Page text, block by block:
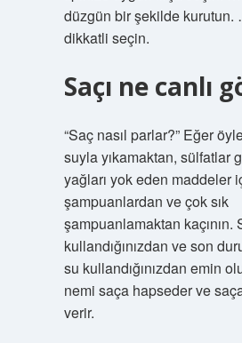
düzgün bir şekilde kurutun.
dikkatli seçin.
Saçı ne canlı
“Saç nasıl parlar?” Eğer
suyla yıkamaktan, sülfatlar
yağları yok eden maddeler
şampuanlardan ve çok sık
şampuanlamaktan kaçının.
kullandığınızdan ve son
su kullandığınızdan emin
nemi saça hapseder ve
verir.